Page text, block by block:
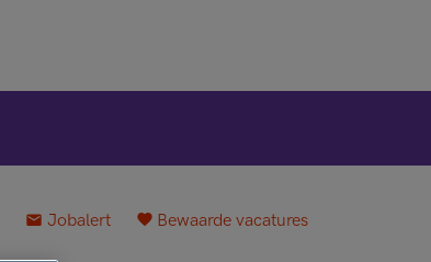
Jobalert Bewaarde vacatures